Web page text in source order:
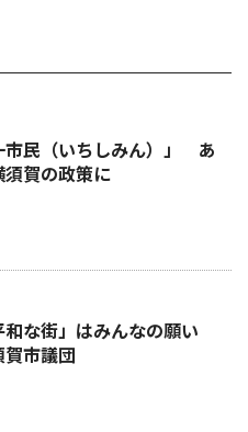
市民（いちしみん）」 あ
須賀の政策に
な街」はみんなの願い
賀市議団